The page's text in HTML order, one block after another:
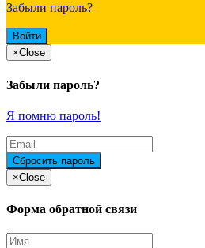
Забыли пароль?
×Close
Забыли пароль?
Я помню пароль!
×Close
Форма обратной связи